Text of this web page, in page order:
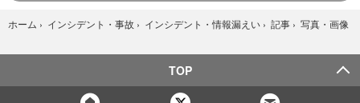
ホーム › インシデント・事故 › インシデント・情報漏えい › 記事 › 写真・画像
TOP